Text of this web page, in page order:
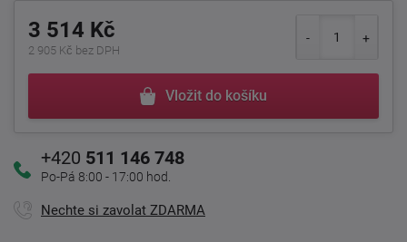
3 514 Kč
2 905 Kč bez DPH
Vložit do košíku
+420 511 146 748
Po-Pá 8:00 - 17:00 hod.
Nechte si zavolat ZDARMA